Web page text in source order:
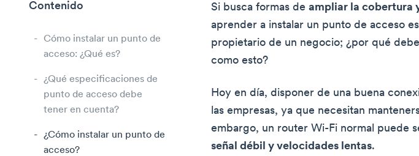
Contenido
Cómo instalar un punto de
acceso: ¿Qué es?
¿Qué especificaciones de
punto de acceso debe
tener en cuenta?
¿Cómo instalar un punto de
acceso?
Si busca formas de ampliar la cobertura
aprender a instalar un punto de acceso
propietario de un negocio; ¿por qué
como esto?
Hoy en día, disponer de una buena
las empresas, ya que necesitan
embargo, un router Wi-Fi normal puede
señal débil y velocidades lentas.